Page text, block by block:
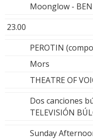
Moonglow -
23.00
PEROTIN
Mors
THEATRE OF
Dos canciones
TELEVISIÓN
Sunday